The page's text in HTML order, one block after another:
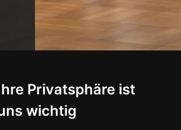
Privatsphäre ist
wichtig